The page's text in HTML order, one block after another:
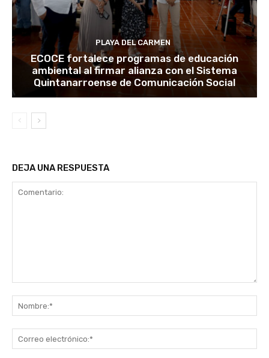
PLAYA DEL CARMEN
ECOCE fortalece programas de educación
ambiental al firmar alianza con el Sistema
Quintanarroense de Comunicación Social
DEJA UNA RESPUESTA